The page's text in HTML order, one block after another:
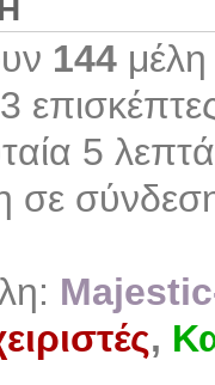
144
5
σε
,